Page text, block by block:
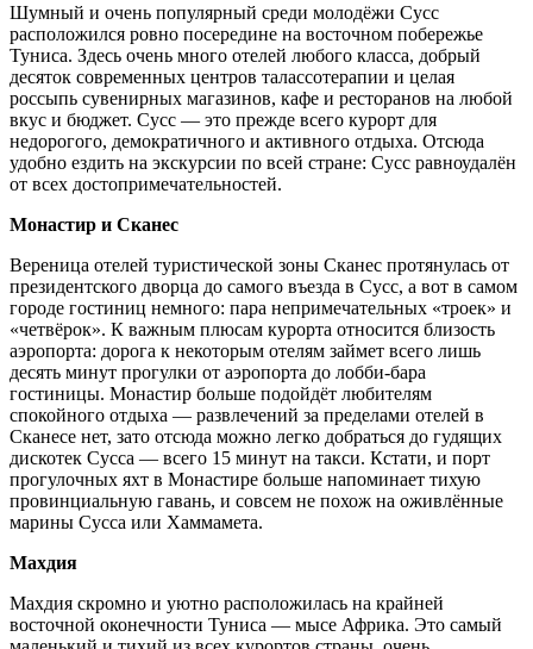
Шумный и очень популярный среди молодёжи Сусс
расположился ровно посередине на восточном побережье
Туниса. Здесь очень много отелей любого класса, добрый
десяток современных центров талассотерапии и целая
россыпь сувенирных магазинов, кафе и ресторанов на любой
вкус и бюджет. Сусс — это прежде всего курорт для
недорогого, демократичного и активного отдыха. Отсюда
удобно ездить на экскурсии по всей стране: Сусс равноудалён
от всех достопримечательностей.
Монастир и Сканес
Вереница отелей туристической зоны Сканес протянулась от
президентского дворца до самого въезда в Сусс, а вот в самом
городе гостиниц немного: пара непримечательных «троек» и
«четвёрок». К важным плюсам курорта относится близость
аэропорта: дорога к некоторым отелям займет всего лишь
десять минут прогулки от аэропорта до лобби-бара
гостиницы. Монастир больше подойдёт любителям
спокойного отдыха — развлечений за пределами отелей в
Сканесе нет, зато отсюда можно легко добраться до гудящих
дискотек Сусса — всего 15 минут на такси. Кстати, и порт
прогулочных яхт в Монастире больше напоминает тихую
провинциальную гавань, и совсем не похож на оживлённые
марины Сусса или Хаммамета.
Махдия
Махдия скромно и уютно расположилась на крайней
восточной оконечности Туниса — мысе Африка. Это самый